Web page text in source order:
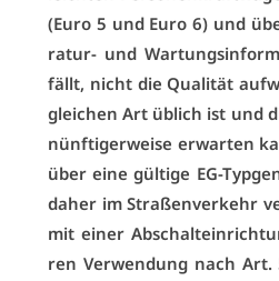
(Eu­ro 5 und Eu­ro 6) und
ra­tur- und
fällt, nicht die Qua­li­tät
glei­chen Art üb­lich ist und
nünf­ti­ger­wei­se er­war­ten
über ei­ne gül­ti­ge EG-
da­her im Stra­ßen­ver­kehr
mit ei­ner
ren Ver­wen­dung nach